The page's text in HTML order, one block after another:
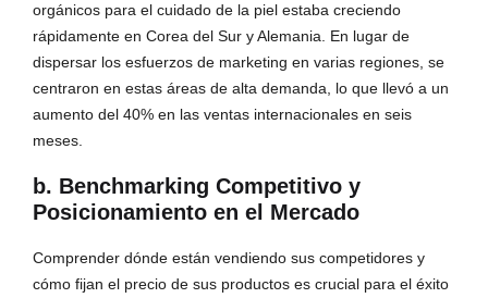
orgánicos para el cuidado de la piel estaba creciendo
rápidamente en Corea del Sur y Alemania. En lugar de
dispersar los esfuerzos de marketing en varias regiones, se
centraron en estas áreas de alta demanda, lo que llevó a un
aumento del 40% en las ventas internacionales en seis
meses.
b. Benchmarking Competitivo y
Posicionamiento en el Mercado
Comprender dónde están vendiendo sus competidores y
cómo fijan el precio de sus productos es crucial para el éxito